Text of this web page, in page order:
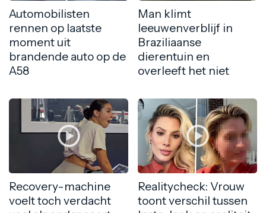
Automobilisten
rennen op laatste
moment uit
brandende auto op de
A58
Man klimt
leeuwenverblijf in
Braziliaanse
dierentuin en
overleeft het niet
Recovery-machine
voelt toch verdacht
Realitycheck: Vrouw
toont verschil tussen